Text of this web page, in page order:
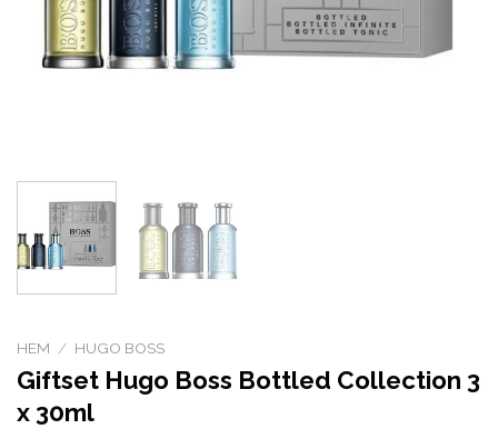
HEM / HUGO BOSS
Giftset Hugo Boss Bottled Collection 3
x 30ml